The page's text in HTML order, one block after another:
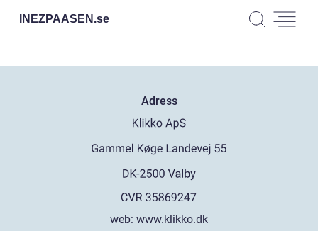
INEZPAASEN.se
Adress
web: www.klikko.dk